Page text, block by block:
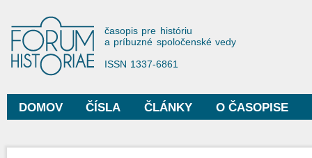
Forum Historiae
časopis pre históriu
a príbuzné spoločenské vedy
ISSN 1337-6861
Hlavné menu
DOMOV ČÍSLA ČLÁNKY O ČASOPISE